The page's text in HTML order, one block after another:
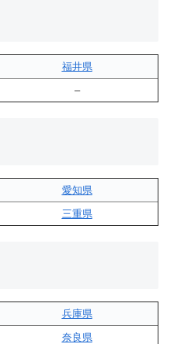
福井県
–
愛知県
三重県
兵庫県
奈良県